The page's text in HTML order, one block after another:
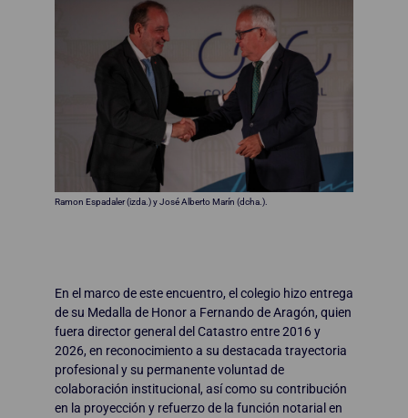
Ramon Espadaler (izda.) y José Alberto Marín (dcha.).
En el marco de este encuentro, el colegio hizo entrega
de su Medalla de Honor a Fernando de Aragón, quien
fuera director general del Catastro entre 2016 y
2026, en reconocimiento a su destacada trayectoria
profesional y su permanente voluntad de
colaboración institucional, así como su contribución
en la proyección y refuerzo de la función notarial en